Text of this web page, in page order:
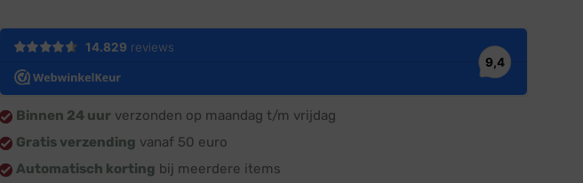
Binnen 24 uur verzonden op maandag t/m vrijdag
Gratis verzending vanaf 50 euro
Automatisch korting bij meerdere items